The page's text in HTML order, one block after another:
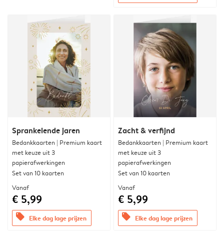
Sprankelende jaren
Bedankkaarten | Premium kaart
met keuze uit 3
papierafwerkingen
Set van 10 kaarten
Vanaf
€ 5,99
offers Elke dag lage prijzen
Zacht & verfijnd
Bedankkaarten | Premium kaart
met keuze uit 3
papierafwerkingen
Set van 10 kaarten
Vanaf
€ 5,99
offers Elke dag lage prijzen